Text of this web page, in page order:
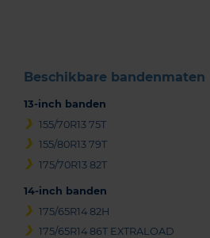
Beschikbare bandenmaten
13-inch banden
155/70R13 75T
155/80R13 79T
175/70R13 82T
14-inch banden
175/65R14 82H
175/65R14 86T EXTRALOAD